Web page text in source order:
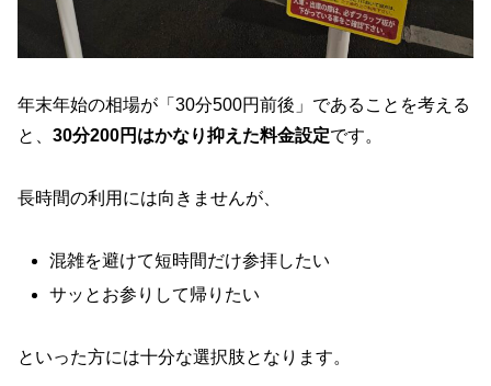
年末年始の相場が「30分500円前後」であることを考える
と、 30分200円はかなり抑えた料金設定です。
長時間の利用には向きませんが、
混雑を避けて短時間だけ参拝したい
サッとお参りして帰りたい
といった方には十分な選択肢となります。